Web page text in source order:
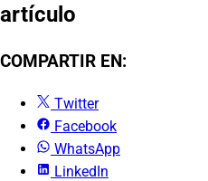
artículo
COMPARTIR EN:
Twitter
Facebook
WhatsApp
LinkedIn